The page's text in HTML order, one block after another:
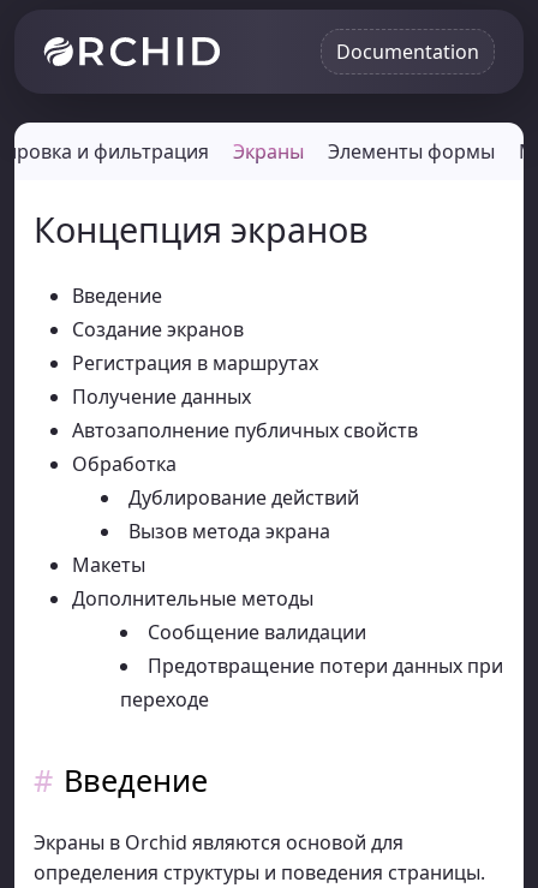
Documentation
и фильтрация Экраны Элементы формы
Концепция экранов
Введение
Создание экранов
Регистрация в маршрутах
Получение данных
Автозаполнение публичных свойств
Обработка
Дублирование действий
Вызов метода экрана
Макеты
Дополнительные методы
Сообщение валидации
Предотвращение потери данных при
переходе
Введение
Экраны в Orchid являются основой для
определения структуры и поведения страницы.